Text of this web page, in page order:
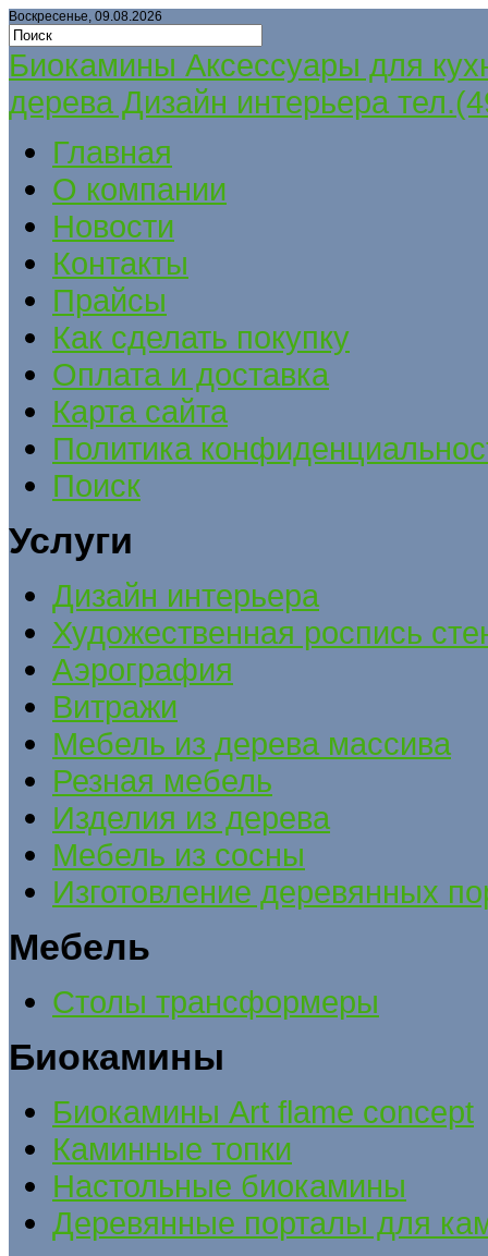
Воскресенье, 09.08.2026
Биокамины Аксессуары для
дерева Дизайн интерьера
Главная
О компании
Новости
Контакты
Прайсы
Как сделать покупку
Оплата и доставка
Карта сайта
Политика
Поиск
Услуги
Дизайн интерьера
Художественная роспись
Аэрография
Витражи
Мебель из дерева массива
Резная мебель
Изделия из дерева
Мебель из сосны
Изготовление деревянных
Мебель
Столы трансформеры
Биокамины
Биокамины Art flame concept
Каминные топки
Настольные биокамины
Деревянные порталы для